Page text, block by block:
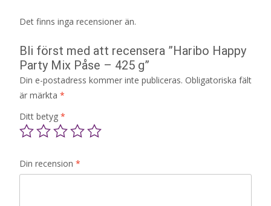
Det finns inga recensioner än.
Bli först med att recensera ”Haribo Happy
Party Mix Påse – 425 g”
Din e-postadress kommer inte publiceras. Obligatoriska fält
är märkta *
Ditt betyg *
Din recension *